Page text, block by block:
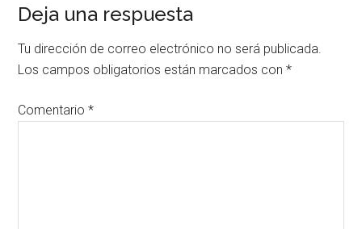
Interacciones
con
los
lectores
Deja una respuesta
Tu dirección de correo electrónico no será publicada.
Los campos obligatorios están marcados con*
Comentario*